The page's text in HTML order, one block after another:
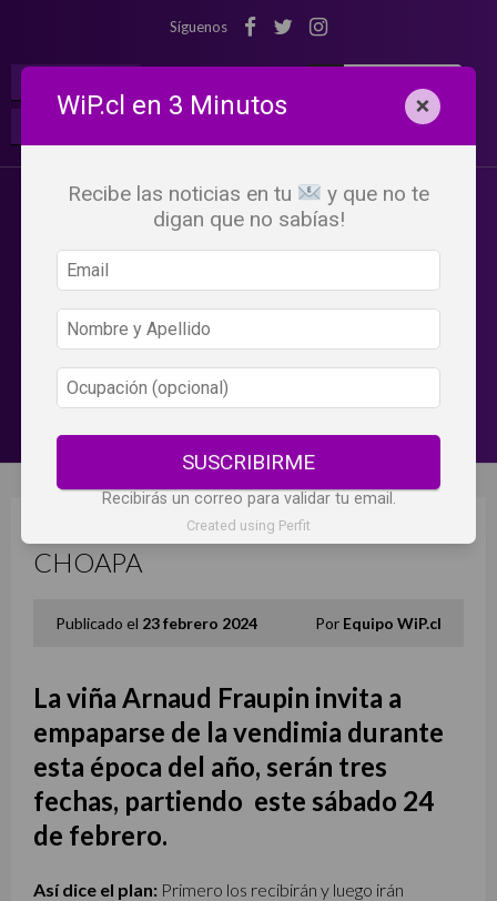
Síguenos
TIEMPO DE VENDIMIA EN
CHOAPA
Publicado el 23 febrero 2024 Por Equipo WiP.cl
La viña Arnaud Fraupin invita a
empaparse de la vendimia durante
esta época del año, serán tres
fechas, partiendo este sábado 24
de febrero.
Así dice el plan: Primero los recibirán y luego irán
WiP.cl en 3 Minutos ×
Recibe las noticias en tu
y que no te
digan que no sabías!
SUSCRIBIRME
Recibirás un correo para validar tu email.
Created using Perfit